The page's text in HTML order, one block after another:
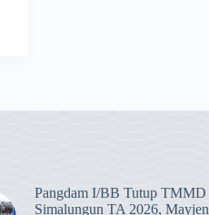
Pangdam I/BB Tutup TMMD
Simalungun TA 2026, Mayjen